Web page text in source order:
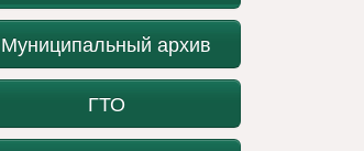
Муниципальный архив
ГТО